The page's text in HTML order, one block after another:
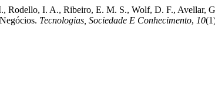
Rodello, I. A., Ribeiro, E. M. S., Wolf, D. F., Avellar,
Tecnologias, Sociedade E Conhecimento, 10